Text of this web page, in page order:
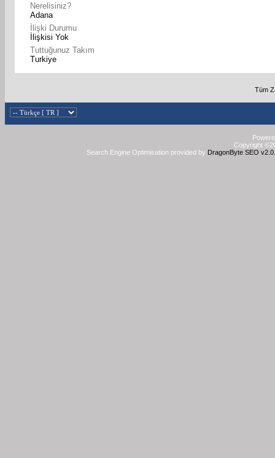
Nerelisiniz?
Adana
İlişki Durumu
İlişkisi Yok
Tuttuğunuz Takım
Turkiye
Tüm
Copyright
Search Engine Optimisation provided by DragonByte SEO